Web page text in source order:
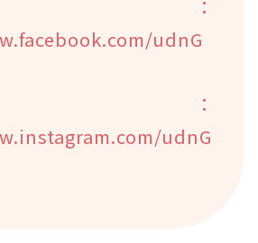
：
udnG
：
udnG